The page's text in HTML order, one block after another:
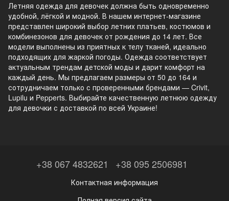
Летняя одежда для девочек должна быть одновременно
удобной, лёгкой и модной. В нашем интернет-магазине
представлен широкий выбор летних платьев, костюмов и
комбинезонов для девочек от рождения до 14 лет. Все
модели выполнены из приятных к телу тканей, идеально
подходящих для жаркой погоды. Одежда соответствует
актуальным трендам детской моды и дарит комфорт на
каждый день. Мы предлагаем размеры от 50 до 164 и
сотрудничаем только с проверенными брендами — Crivit,
Lupilu и Pepperts. Выбирайте качественную летнюю одежду
для девочки с доставкой по всей Украине!
+38 067 4832621 +38 095 2506981
Контактная информация